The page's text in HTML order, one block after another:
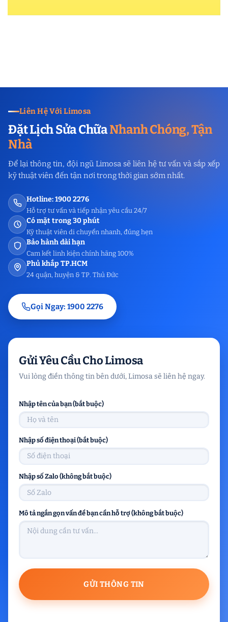
Liên Hệ Với Limosa
Đặt Lịch Sửa ChữaNhanh Chóng, Tận
Nhà
Để lại thông tin, đội ngũ Limosa sẽ liên hệ tư vấn và sắp xếp
kỹ thuật viên đến tận nơi trong thời gian sớm nhất.
Hotline: 1900 2276
Hỗ trợ tư vấn và tiếp nhận yêu cầu 24/7
Có mặt trong 30 phút
Kỹ thuật viên di chuyển nhanh, đúng hẹn
Bảo hành dài hạn
Cam kết linh kiện chính hãng 100%
Phủ khắp TP.HCM
24 quận, huyện & TP. Thủ Đức
Gọi Ngay: 1900 2276
Gửi Yêu Cầu Cho Limosa
Vui lòng điền thông tin bên dưới, Limosa sẽ liên hệ ngay.
Nhập tên của bạn (bắt buộc)
Nhập số điện thoại (bắt buộc)
Nhập số Zalo (không bắt buộc)
Mô tả ngắn gọn vấn đề bạn cần hỗ trợ (không bắt buộc)